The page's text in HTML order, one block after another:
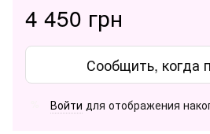
4 450 грн
Сообщить, когда
Войти для отображения